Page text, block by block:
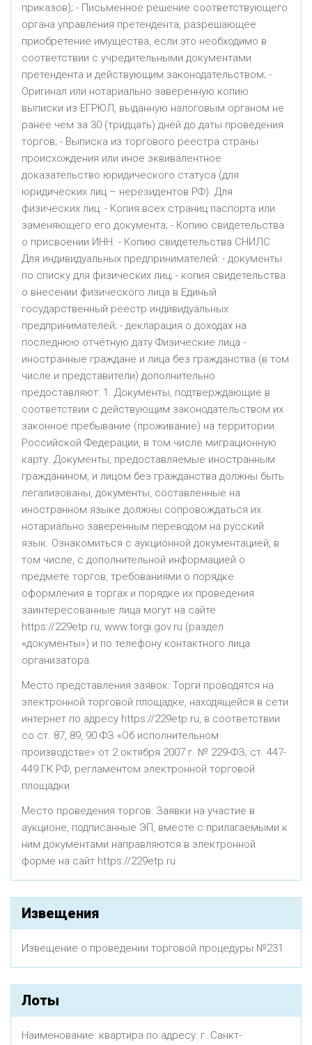
приказов); - Письменное решение соответствующего
органа управления претендента, разрешающее
приобретение имущества, если это необходимо в
соответствии с учредительными документами
претендента и действующим законодательством; -
Оригинал или нотариально заверенную копию
выписки из ЕГРЮЛ, выданную налоговым органом не
ранее чем за 30 (тридцать) дней до даты проведения
торгов; - Выписка из торгового реестра страны
происхождения или иное эквивалентное
доказательство юридического статуса (для
юридических лиц – нерезидентов РФ). Для
физических лиц: - Копия всех страниц паспорта или
заменяющего его документа; - Копию свидетельства
о присвоении ИНН. - Копию свидетельства СНИЛС
Для индивидуальных предпринимателей: - документы
по списку для физических лиц; - копия свидетельства
о внесении физического лица в Единый
государственный реестр индивидуальных
предпринимателей; - декларация о доходах на
последнюю отчётную дату Физические лица -
иностранные граждане и лица без гражданства (в том
числе и представители) дополнительно
предоставляют: 1. Документы, подтверждающие в
соответствии с действующим законодательством их
законное пребывание (проживание) на территории
Российской Федерации, в том числе миграционную
карту. Документы, предоставляемые иностранным
гражданином, и лицом без гражданства должны быть
легализованы, документы, составленные на
иностранном языке должны сопровождаться их
нотариально заверенным переводом на русский
язык. Ознакомиться с аукционной документацией, в
том числе, с дополнительной информацией о
предмете торгов, требованиями о порядке
оформления в торгах и порядке их проведения
заинтересованные лица могут на сайте
https://229etp.ru, www.torgi.gov.ru (раздел
«документы») и по телефону контактного лица
организатора.
Место представления заявок: Торги проводятся на
электронной торговой площадке, находящейся в сети
интернет по адресу https://229etp.ru, в соответствии
со ст. 87, 89, 90 ФЗ «Об исполнительном
производстве» от 2 октября 2007 г. № 229-ФЗ; ст. 447-
449 ГК РФ, регламентом электронной торговой
площадки.
Место проведения торгов: Заявки на участие в
аукционе, подписанные ЭП, вместе с прилагаемыми к
ним документами направляются в электронной
форме на сайт https://229etp.ru
Извещения
Извещение о проведении торговой процедуры №231
Лоты
Наименование: квартира по адресу: г. Санкт-